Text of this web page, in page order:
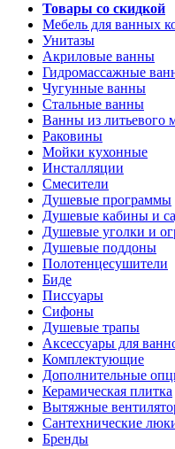
Товары со скидкой
Мебель для ванных
Унитазы
Акриловые ванны
Гидромассажные
Чугунные ванны
Стальные ванны
Ванны из литьевого
Раковины
Мойки кухонные
Инсталляции
Смесители
Душевые программы
Душевые кабины и
Душевые уголки и
Душевые поддоны
Полотенцесушители
Биде
Писсуары
Сифоны
Душевые трапы
Аксессуары для
Комплектующие
Дополнительные
Керамическая плитка
Вытяжные
Сантехнические
Бренды